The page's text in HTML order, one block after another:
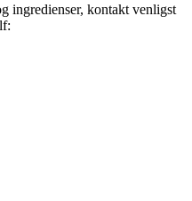
ingredienser, kontakt venligst